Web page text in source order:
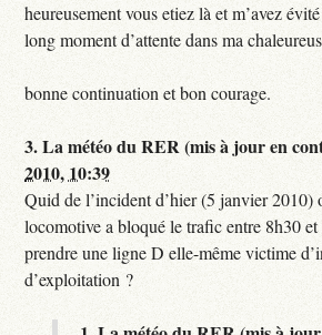
heureusement vous etiez là et m’avez
long moment d’attente dans ma
bonne continuation et bon courage.
3.La météo du RER (mis à jour en
2010, 10:39
Quid de l’incident d’hier (5 janvier 2010)
locomotive a bloqué le trafic entre 8h30
prendre une ligne D elle-même victime
d’exploitation ?